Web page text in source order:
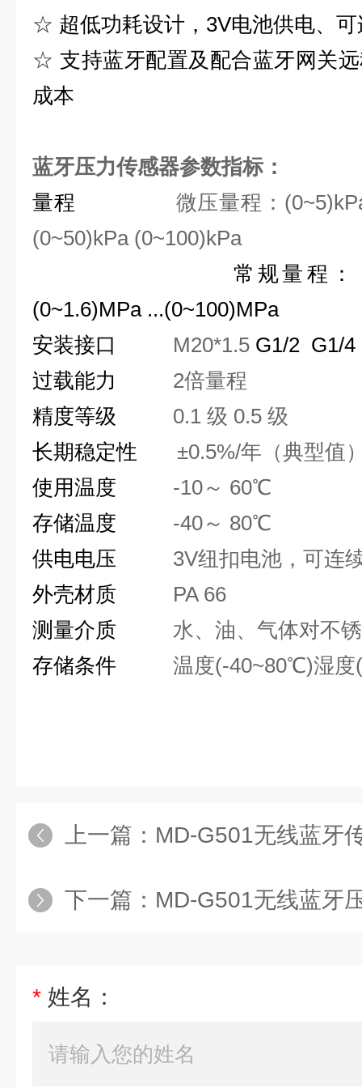
☆ 超低功耗设计， 3V电池供电、
☆ 支持蓝牙配置及配合蓝牙网关
成本
蓝牙压力传感器参数指标：
量程 微压量程：
(0~50)kPa (0~100)kPa
常规量程：
(0~1.6)MPa ...(0~100)MPa
安装接口 M20*1.5 G1/2 G1/
过载能力 2倍量程
精度等级 0.1 级 0.5 级
长期稳定性 ±0.5%/年（典型值
使用温度 -10～ 60℃
存储温度 -40～ 80℃
供电电压 3V纽扣电池，可连
外壳材质 PA 66
测量介质 水、油、气体对不
存储条件 温度(-40~80℃)湿度
上一篇： MD-G501无线蓝牙
下一篇： MD-G501无线蓝牙
* 姓名：